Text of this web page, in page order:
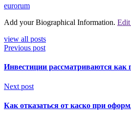
eurorum
Add your Biographical Information.
view all posts
Previous post
Инвестиции рассматриваются как
Next post
Как отказаться от каско при